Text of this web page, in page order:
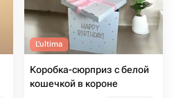
L'ultima
Коробка-сюрприз с белой
кошечкой в короне